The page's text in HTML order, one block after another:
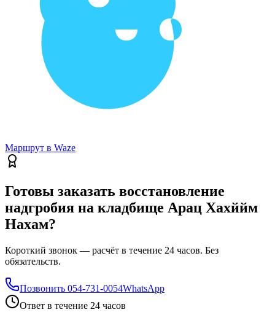
Маршрут в Waze
Готовы заказать восстановление
надгробия на кладбище Арац Хахййм
Нахам?
Короткий звонок — расчёт в течение 24 часов. Без
обязательств.
Позвонить 054-731-0054WhatsApp
Ответ в течение 24 часов